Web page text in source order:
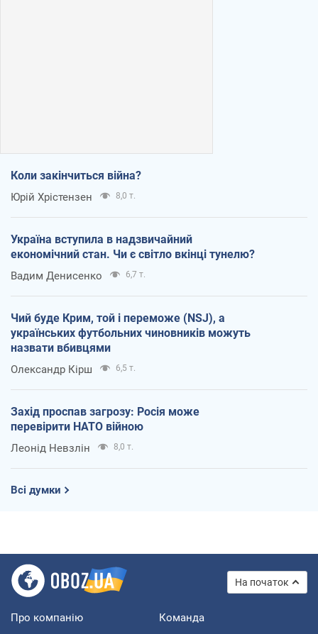
Коли закінчиться війна?
Юрій Хрістензен 8,0 т.
Україна вступила в надзвичайний
економічний стан. Чи є світло вкінці тунелю?
Вадим Денисенко 6,7 т.
Чий буде Крим, той і переможе (NSJ), а
українських футбольних чиновників можуть
назвати вбивцями
Олександр Кірш 6,5 т.
Захід проспав загрозу: Росія може
перевірити НАТО війною
Леонід Невзлін 8,0 т.
Всі думки
На початок
Про компанію Команда